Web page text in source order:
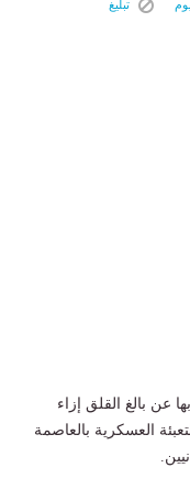
تبليغ
عن بالغ القلق إزاء
العسكرية بالعاصمة